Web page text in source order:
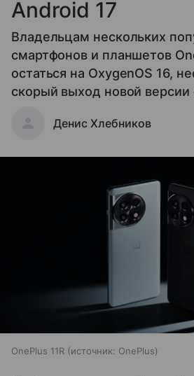
Android 17
Владельцам нескольких
смартфонов и планшетов
остаться на OxygenOS 16,
скорый выход новой
Денис Хлебников
OnePlus 11R источник: OnePlus